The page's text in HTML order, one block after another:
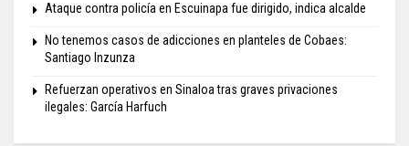
Ataque contra policía en Escuinapa fue dirigido, indica alcalde
No tenemos casos de adicciones en planteles de Cobaes:
Santiago Inzunza
Refuerzan operativos en Sinaloa tras graves privaciones
ilegales: García Harfuch